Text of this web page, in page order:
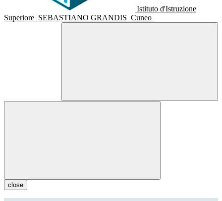
Istituto d'Istruzione
Superiore SEBASTIANO GRANDIS Cuneo
close